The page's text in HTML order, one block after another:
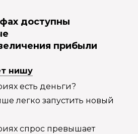
доступны
прибыли
нишу
есть деньги?
легко запустить новый
спрос превышает